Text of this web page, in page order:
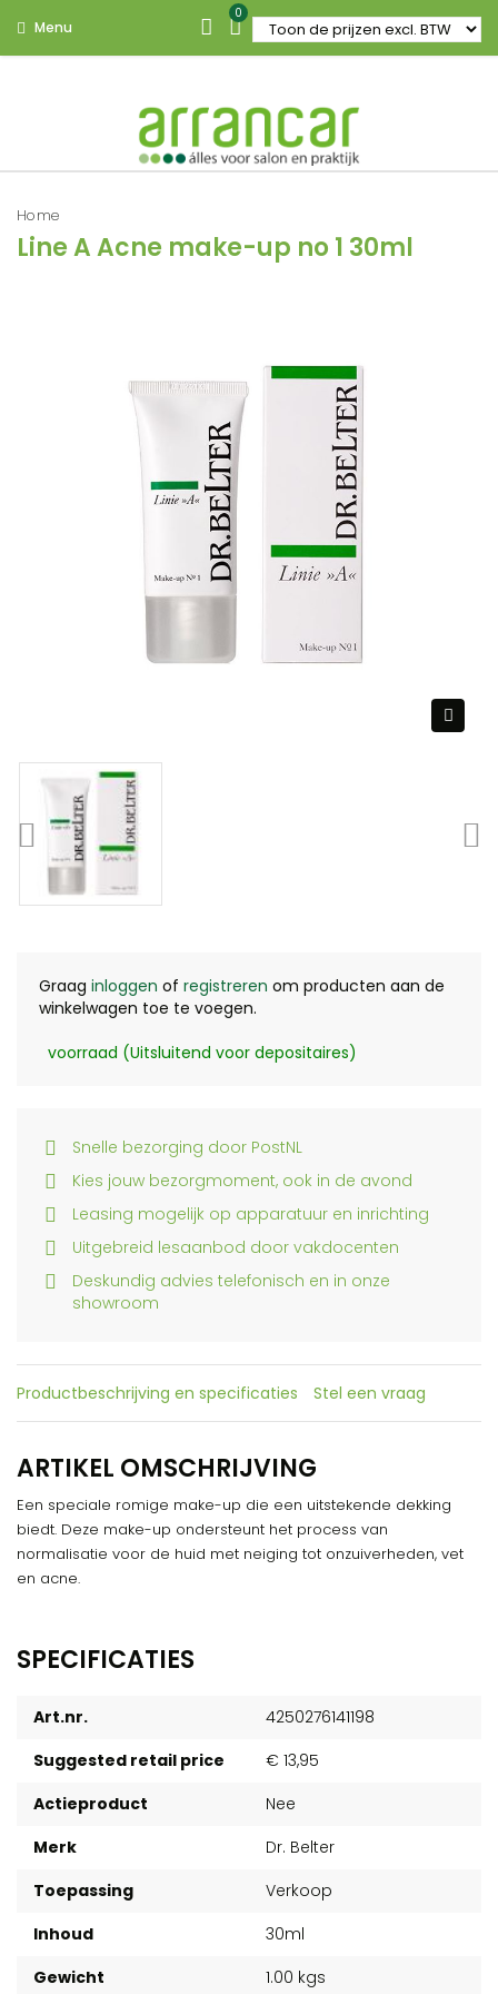
Menu
0
Home
Line A Acne make-up no 1 30ml
Graag inloggen of registreren om producten aan de
winkelwagen toe te voegen.
voorraad (Uitsluitend voor depositaires)
Snelle bezorging door PostNL
Kies jouw bezorgmoment, ook in de avond
Leasing mogelijk op apparatuur en inrichting
Uitgebreid lesaanbod door vakdocenten
Deskundig advies telefonisch en in onze
showroom
Productbeschrijving en specificaties Stel een vraag
ARTIKEL OMSCHRIJVING
Een speciale romige make-up die een uitstekende dekking
biedt. Deze make-up ondersteunt het process van
normalisatie voor de huid met neiging tot onzuiverheden, vet
en acne.
SPECIFICATIES
Art.nr.
4250276141198
Suggested retail price
€ 13,95
Actieproduct
Nee
Merk
Dr. Belter
Toepassing
Verkoop
Inhoud
30ml
Gewicht
1.00 kgs